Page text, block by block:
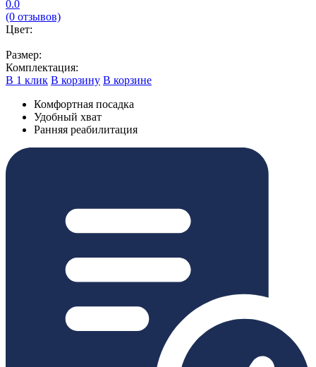
0.0
(0 отзывов)
Цвет:
Размер:
Комплектация:
В 1 клик В корзину В корзине
Комфортная посадка
Удобный хват
Ранняя реабилитация